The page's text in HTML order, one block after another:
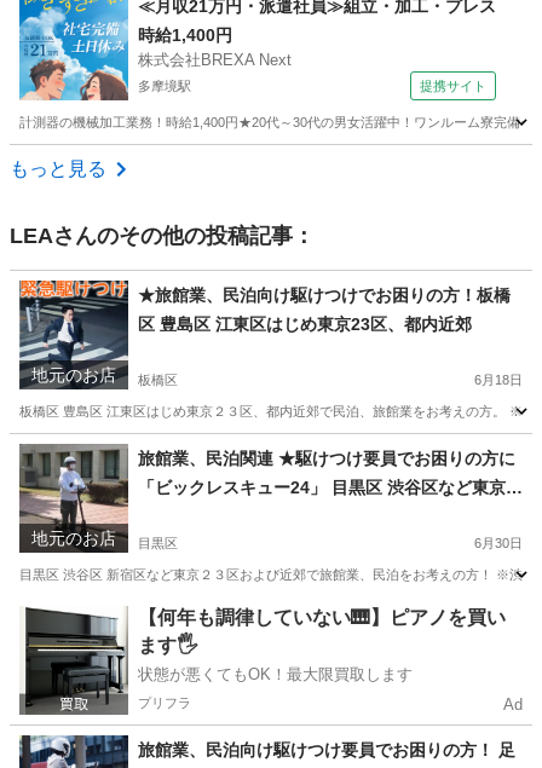
≪月収21万円・派遣社員≫組立・加工・プレス
時給1,400円
株式会社BREXA Next
多摩境駅 提携サイト
計測器の機械加工業務！時給1,400円★20代～30代の男女活躍中！ワンルーム寮完備
東京 町田市
もっと見る
LEAさんのその他の投稿記事：
地元のお店
★旅館業、民泊向け駆けつけでお困りの方！板橋
区 豊島区 江東区はじめ東京23区、都内近郊
板橋区 6月18日
板橋区 豊島区 江東区はじめ東京２３区、都内近郊で民泊、旅館業をお考えの方。
東京 板橋区 その他 ホスト
地元のお店
旅館業、民泊関連 ★駆けつけ要員でお困りの方に
「ビックレスキュー24」 目黒区 渋谷区など東京２
目黒区 6月30日
目黒区 渋谷区 新宿区など東京２３区および近郊で旅館業、民泊をお考えの方！ ※渋
東京 目黒区 便利屋 ホスト
【何年も調律していない🎹】ピアノを買い
ます🖐️
状態が悪くてもOK！最大限買取します
プリフラ Ad
旅館業、民泊向け駆けつけ要員でお困りの方！ 足